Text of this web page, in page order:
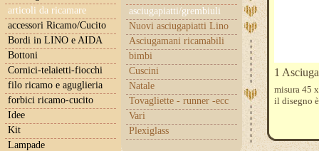
articoli da ricamare
asciugapiatti/grembiuli
Nuovi asciugapiatti Lino
Asciugamani ricamabili
bimbi
Cuscini
Natale
Tovagliette - runner -ecc
Vari
Plexiglass
accessori Ricamo/Cucito
Bordi in LINO e AIDA
Bottoni
Cornici-telaietti-fiocchi
filo ricamo e aguglieria
forbici ricamo-cucito
Idee
Kit
Lampade
1
misura 45
il disegno